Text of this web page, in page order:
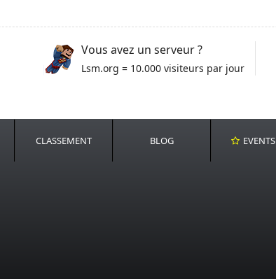
Vous avez un serveur ?
Lsm.org = 10.000 visiteurs par jour
CLASSEMENT BLOG EVENTS